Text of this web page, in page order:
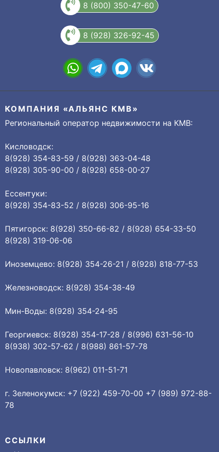
8 (800) 350-47-60
8 (928) 326-92-45
КОМПАНИЯ «АЛЬЯНС КМВ»
Региональный оператор недвижимости на КМВ:
Кисловодск:
8(928) 354-83-59 / 8(928) 363-04-48
8(928) 305-90-00 / 8(928) 658-00-27
Ессентуки:
8(928) 354-83-52 / 8(928) 306-95-16
Пятигорск: 8(928) 350-66-82 / 8(928) 654-33-50
8(928) 319-06-06
Иноземцево: 8(928) 354-26-21 / 8(928) 818-77-53
Железноводск: 8(928) 354-38-49
Мин-Воды: 8(928) 354-24-95
Георгиевск: 8(928) 354-17-28 / 8(996) 631-56-10
8(938) 302-57-62 / 8(988) 861-57-78
Новопавловск: 8(962) 011-51-71
г. Зеленокумск: +7 (922) 459-70-00 +7 (989) 972-88-
78
ССЫЛКИ